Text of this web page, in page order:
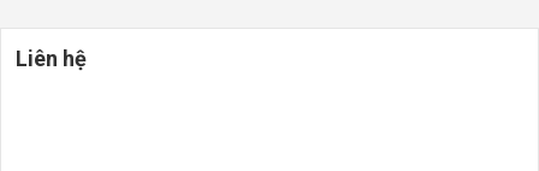
Liên hệ